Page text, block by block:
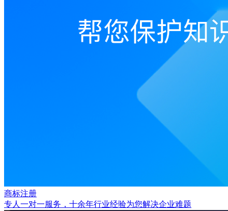
商标注册
专人一对一服务，十余年行业经验为您解决企业难题